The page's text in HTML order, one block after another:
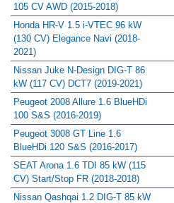
105 CV AWD (2015-2018)
Honda HR-V 1.5 i-VTEC 96 kW
(130 CV) Elegance Navi (2018-
2021)
Nissan Juke N-Design DIG-T 86
kW (117 CV) DCT7 (2019-2021)
Peugeot 2008 Allure 1.6 BlueHDi
100 S&S (2016-2019)
Peugeot 3008 GT Line 1.6
BlueHDi 120 S&S (2016-2017)
SEAT Arona 1.6 TDI 85 kW (115
CV) Start/Stop FR (2018-2018)
Nissan Qashqai 1.2 DIG-T 85 kW